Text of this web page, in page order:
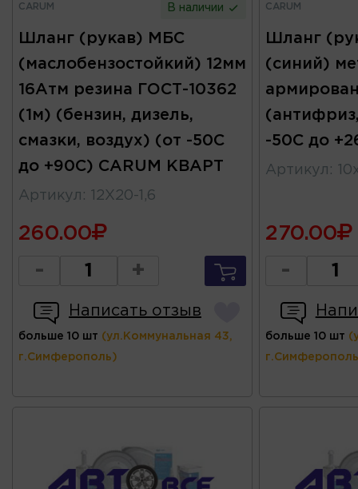
CARUM В наличии
Шланг (рукав) МБС
(маслобензостойкий) 12мм
16Атм резина ГОСТ-10362
(1м) (бензин, дизель,
смазки, воздух) (от -50С
до +90С) CARUM КВАРТ
Артикул : 12X20-1,6
260.00
- +
Написать отзыв
больше 10 шт (ул.Коммунальная 43,
г.Симферополь)
CARUM
Шланг
(синий)
-50С до
Артикул :
270.00
-
больше 10 шт